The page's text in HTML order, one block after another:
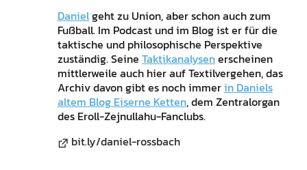
Danielgeht zu Union, aber schon auch zum
Fußball. Im Podcast und im Blog ist er für die
taktische und philosophische Perspektive
zuständig. Seine Taktikanalysenerscheinen
mittlerweile auch hier auf Textilvergehen, das
Archiv davon gibt es noch immerin Daniels
altem Blog Eiserne Ketten, dem Zentralorgan
des Eroll-Zejnullahu-Fanclubs.
bit.ly/daniel-rossbach